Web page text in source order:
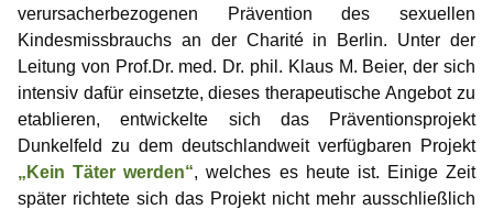
Standards
Verein
Spenden
Mitwirkende
Was ist eigentlich Pädophilie?
Warum wir Sex mit Kindern ablehnen
Begriffsdefinitionen
Selbsttest Sexualität
Persönliches
Jay-Jay
Gabriel
NewMan
Öffentliches
Infos für Medienvertreter
Veranstaltungen
Hilfreiches
Gedanken einer Anwältin
Forum
verursacherbezogenen Prävention des sexuellen
Kindesmissbrauchs an der Charité in Berlin. Unter der
Leitung von Prof.Dr. med. Dr. phil. Klaus M. Beier, der sich
intensiv dafür einsetzte, dieses therapeutische Angebot zu
etablieren, entwickelte sich das Präventionsprojekt
Dunkelfeld zu dem deutschlandweit verfügbaren Projekt
„Kein Täter werden“, welches es heute ist. Einige Zeit
später richtete sich das Projekt nicht mehr ausschließlich